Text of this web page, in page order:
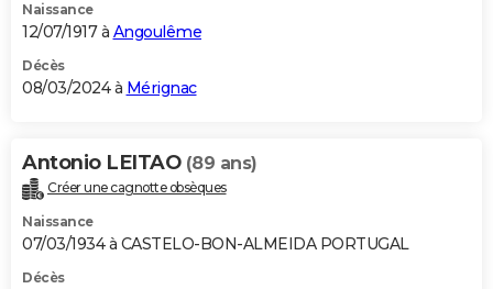
Naissance
12/07/1917 à Angoulême
Décès
08/03/2024 à Mérignac
Antonio LEITAO (89 ans)
Créer une cagnotte obsèques
Naissance
07/03/1934 à CASTELO-BON-ALMEIDA PORTUGAL
Décès